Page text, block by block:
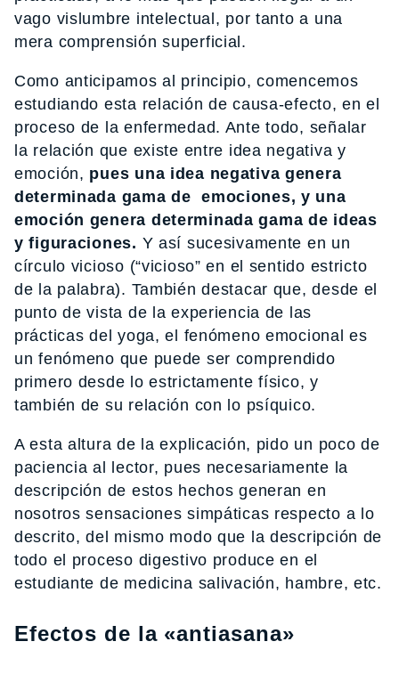
vago vislumbre intelectual, por tanto a una
mera comprensión superficial.
Como anticipamos al principio, comencemos
estudiando esta relación de causa-efecto, en el
proceso de la enfermedad. Ante todo, señalar
la relación que existe entre idea negativa y
emoción, pues una idea negativa genera
determinada gama de emociones, y una
emoción genera determinada gama de ideas
y figuraciones. Y así sucesivamente en un
círculo vicioso (“vicioso” en el sentido estricto
de la palabra). También destacar que, desde el
punto de vista de la experiencia de las
prácticas del yoga, el fenómeno emocional es
un fenómeno que puede ser comprendido
primero desde lo estrictamente físico, y
también de su relación con lo psíquico.
A esta altura de la explicación, pido un poco de
paciencia al lector, pues necesariamente la
descripción de estos hechos generan en
nosotros sensaciones simpáticas respecto a lo
descrito, del mismo modo que la descripción de
todo el proceso digestivo produce en el
estudiante de medicina salivación, hambre, etc.
Efectos de la «antiasana»